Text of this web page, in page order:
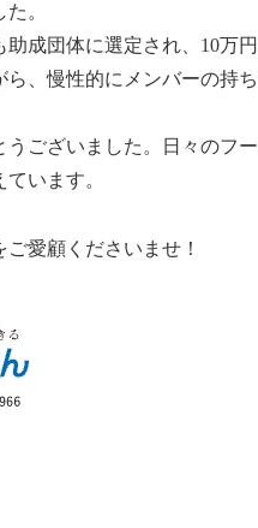
。
成団体に選定され、10万
、慢性的にメンバーの持
ございました。日々のフ
います。
愛顧くださいませ！